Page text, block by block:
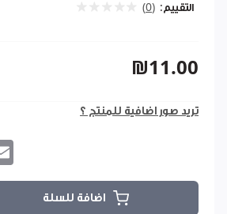
التقييم: (0)
₪11.00
تريد صور اضافية للمنتج ؟
اضافة للسلة